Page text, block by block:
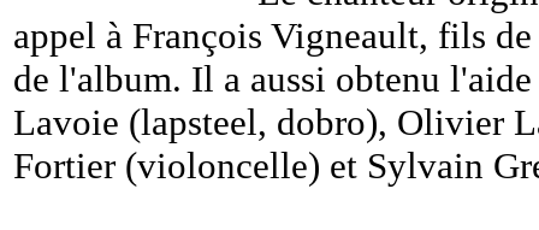
appel à François Vigneault, fils
de l'album. Il a aussi obtenu
Lavoie (lapsteel, dobro), Olivier
Fortier (violoncelle) et Sylvain